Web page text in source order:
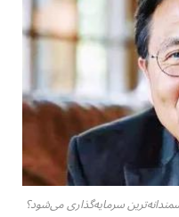
سرمایه‌گذاری می‌شود؟